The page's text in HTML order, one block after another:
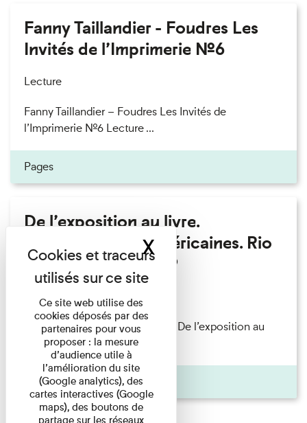
Fanny Taillandier - Foudres Les
Invités de l’Imprimerie n°6
Lecture
Fanny Taillandier – Foudres Les Invités de
l’Imprimerie n°6 Lecture ...
Pages
De l’exposition au livre.
Modernités sud-américaines. Rio
– Buenos Aires 1909
Lecture
Les Invités de l’Imprimerie n°8. De l’exposition au
livre. Modernités ...
Pages
Ce site web utilise des
cookies déposés par des
partenaires pour vous
proposer : la mesure
d’audience utile à
l’amélioration du site
(Google analytics), des
cartes interactives (Google
maps), des boutons de
partage sur les réseaux
XMasquer le